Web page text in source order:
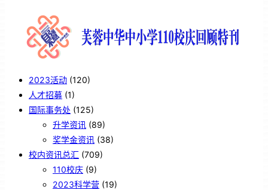
2023活动 (120)
人才招募 (1)
国际事务处 (125)
升学资讯 (89)
奖学金资讯 (38)
校内资讯总汇 (709)
110校庆 (9)
2023科学营 (19)